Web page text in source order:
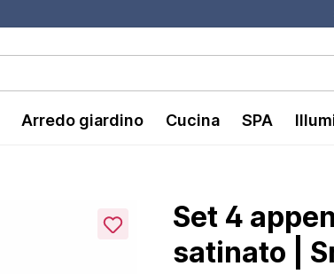
Arredo giardino Cucina SPA
Set 4
satinato |